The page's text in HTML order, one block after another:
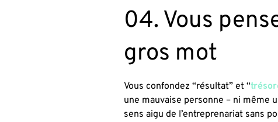
04. Vous
gros mot
Vous confondez “résultat” et “
une mauvaise personne – ni même
sens aigu de l’entreprenariat sans